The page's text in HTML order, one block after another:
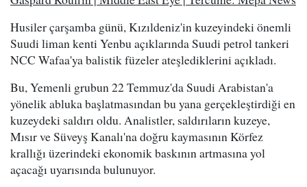
Husiler çarşamba günü, Kızıldeniz'in kuzeyindeki önemli
Suudi liman kenti Yenbu açıklarında Suudi petrol tankeri
NCC Wafaa'ya balistik füzeler ateşlediklerini açıkladı.
Bu, Yemenli grubun 22 Temmuz'da Suudi Arabistan'a
yönelik abluka başlatmasından bu yana gerçekleştirdiği en
kuzeydeki saldırı oldu. Analistler, saldırıların kuzeye,
Mısır ve Süveyş Kanalı'na doğru kaymasının Körfez
krallığı üzerindeki ekonomik baskının artmasına yol
açacağı uyarısında bulunuyor.